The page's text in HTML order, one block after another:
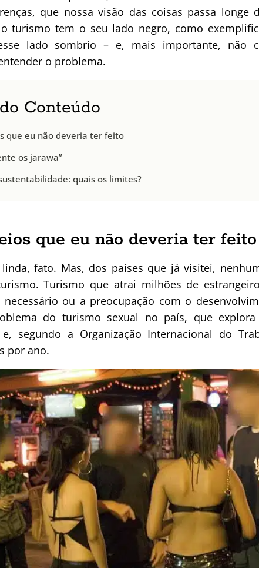
que nossa visão das coisas passa longe
turismo tem o seu lado negro, como
lado sombrio – e, mais importante, não
o problema.
Conteúdo
que eu não deveria ter feito
os jarawa”
quais os limites?
que eu não deveria ter feito
fato. Mas, dos países que já visitei,
Turismo que atrai milhões de
necessário ou a preocupação com o
do turismo sexual no país, que explora
e, segundo a Organização Internacional do
por ano.